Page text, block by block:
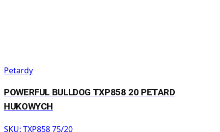
Petardy
POWERFUL BULLDOG TXP858 20 PETARD
HUKOWYCH
SKU: TXP858 75/20